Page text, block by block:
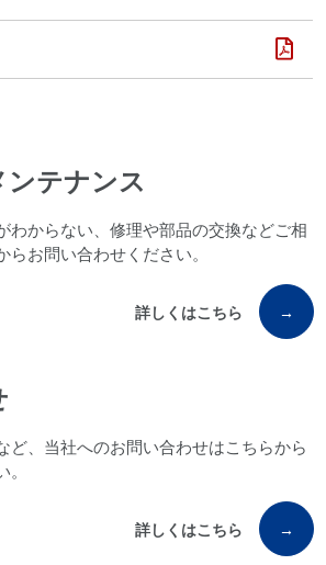
ンテナンス
わからない、修理や部品の交換などご相
らお問い合わせください。
詳しくはこちら →
ど、当社へのお問い合わせはこちらから
詳しくはこちら →